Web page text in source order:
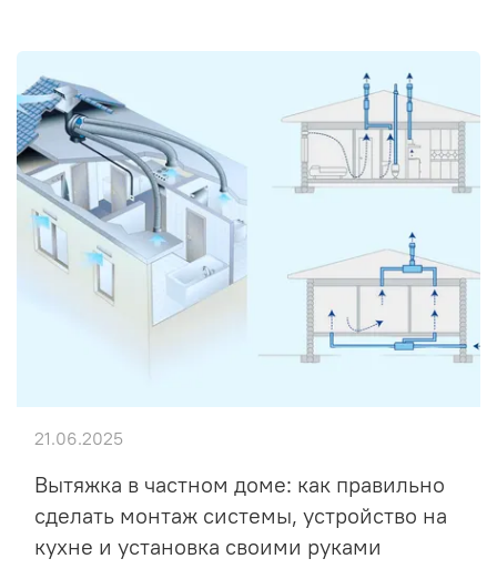
Вытяжка в частном доме: как правильно
сделать монтаж системы, устройство на
кухне и установка своими руками
21.06.2025